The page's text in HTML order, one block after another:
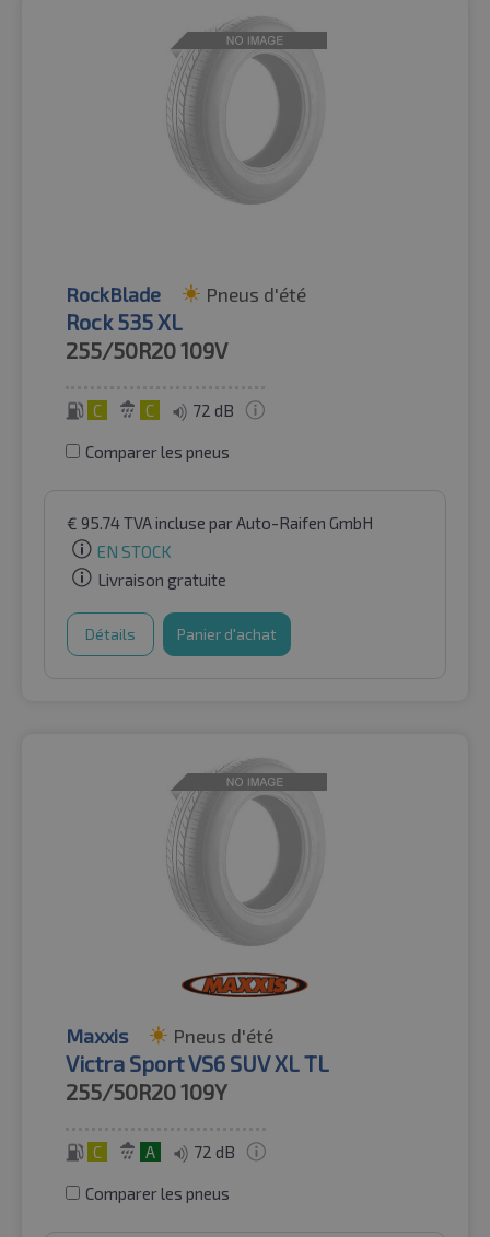
RockBlade Pneus d'été
Rock 535 XL
255/50R20109V
C C 72 dB
Comparer les pneus
€ 95.74TVA incluse par Auto-Raifen GmbH
EN STOCK
Livraison gratuite
Détails Panier d'achat
Maxxis Pneus d'été
Victra Sport VS6 SUV XL TL
255/50R20109Y
C A 72 dB
Comparer les pneus